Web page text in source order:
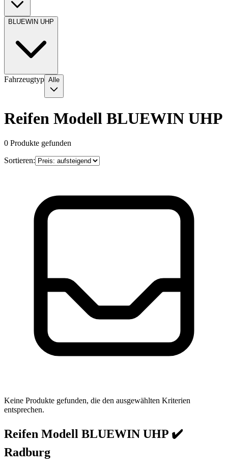
BLUEWIN UHP
Fahrzeugtyp Alle
Reifen Modell BLUEWIN UHP
0 Produkte gefunden
Sortieren:
Keine Produkte gefunden, die den ausgewählten Kriterien
entsprechen.
Reifen Modell BLUEWIN UHP ✔️
Radburg